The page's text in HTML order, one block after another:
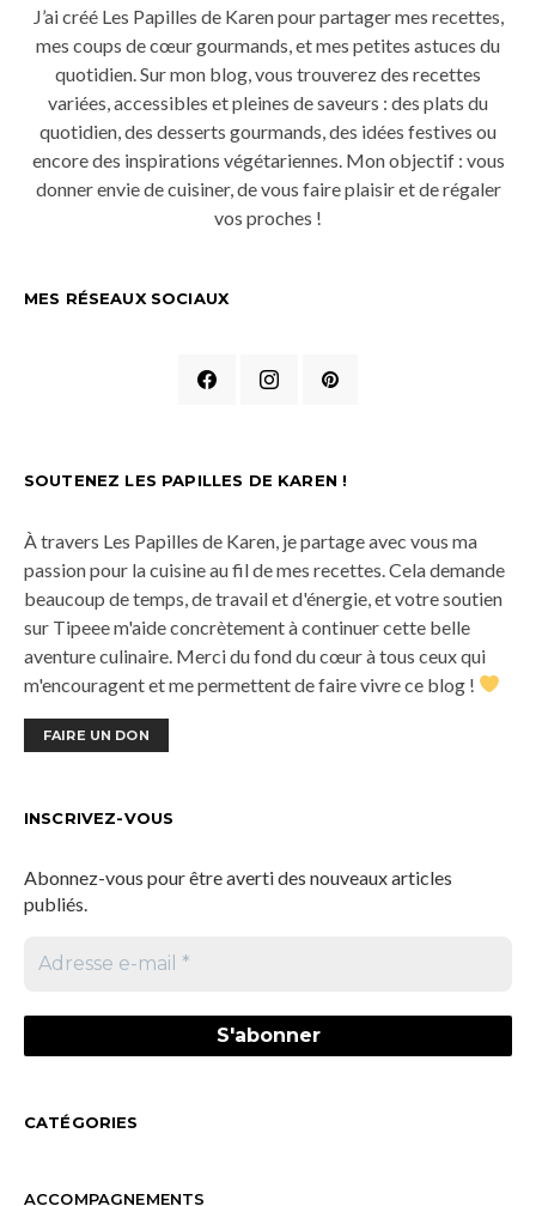
J’ai créé Les Papilles de Karen pour partager mes recettes,
mes coups de cœur gourmands, et mes petites astuces du
quotidien. Sur mon blog, vous trouverez des recettes
variées, accessibles et pleines de saveurs : des plats du
quotidien, des desserts gourmands, des idées festives ou
encore des inspirations végétariennes. Mon objectif : vous
donner envie de cuisiner, de vous faire plaisir et de régaler
vos proches !
MES RÉSEAUX SOCIAUX
SOUTENEZ LES PAPILLES DE KAREN !
À travers Les Papilles de Karen, je partage avec vous ma
passion pour la cuisine au fil de mes recettes. Cela demande
beaucoup de temps, de travail et d'énergie, et votre soutien
sur Tipeee m'aide concrètement à continuer cette belle
aventure culinaire. Merci du fond du cœur à tous ceux qui
m'encouragent et me permettent de faire vivre ce blog !
FAIRE UN DON
INSCRIVEZ-VOUS
Abonnez-vous pour être averti des nouveaux articles
publiés.
CATÉGORIES
ACCOMPAGNEMENTS